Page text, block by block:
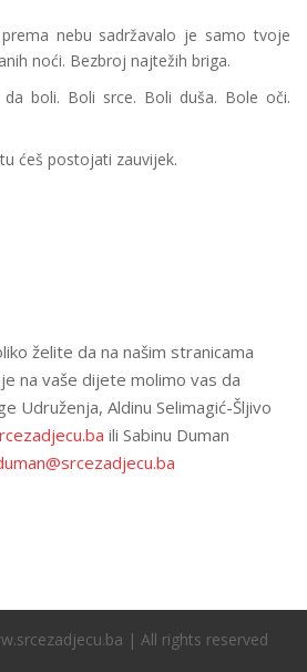
nebu sadržavalo je samo tvoje
noći. Bezbroj najtežih briga.
boli. Boli srce. Boli duša. Bole oči.
ćeš postojati zauvijek.
želite da na našim stranicama
na vaše dijete molimo vas da
Udruženja, Aldinu Selimagić-Šljivo
ili Sabinu Duman
| All rights reserved